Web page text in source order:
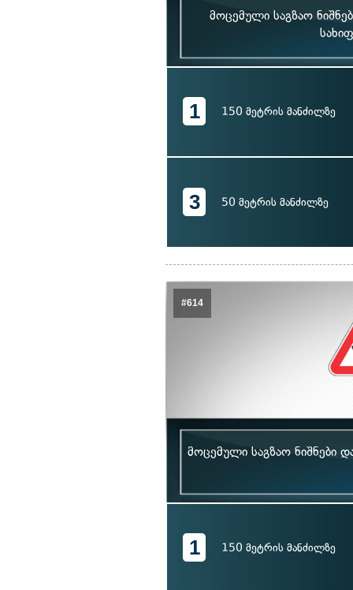
მოცემული საგზაო
1 150 მეტრის მანძილზე
3 50 მეტრის მანძილზე
#614
მოცემული საგზაო ნიშნები
1 150 მეტრის მანძილზე